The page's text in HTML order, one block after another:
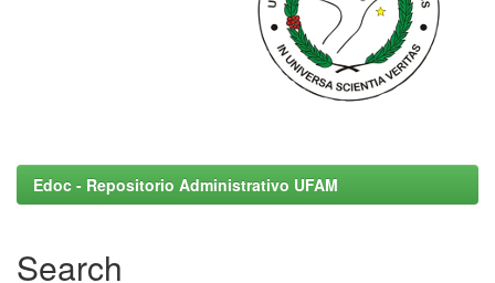
Edoc - Repositorio Administrativo UFAM
Search